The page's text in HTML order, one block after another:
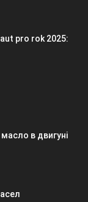
pro rok 2025:
в двигуні